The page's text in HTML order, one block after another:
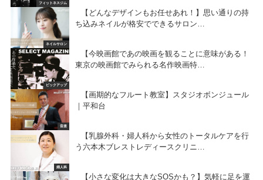
フィットネスジム
ネイルサロン
【どんなデザインもお任せあれ！】思い通りの持
ち込みネイルが格安でできるサロン…
ピックアップ
【今映画館であの映画を観ることに意味がある！
東京の映画館でみられる名作映画特…
音楽
【画期的なフルート教室】スタジオボンジュール
｜平和台
婦人科
【乳腺外科・婦人科から女性のトータルケアを行
う六本木ブレストレディースクリニ…
【小さな変化は大きなSOSかも？】気軽に足を運